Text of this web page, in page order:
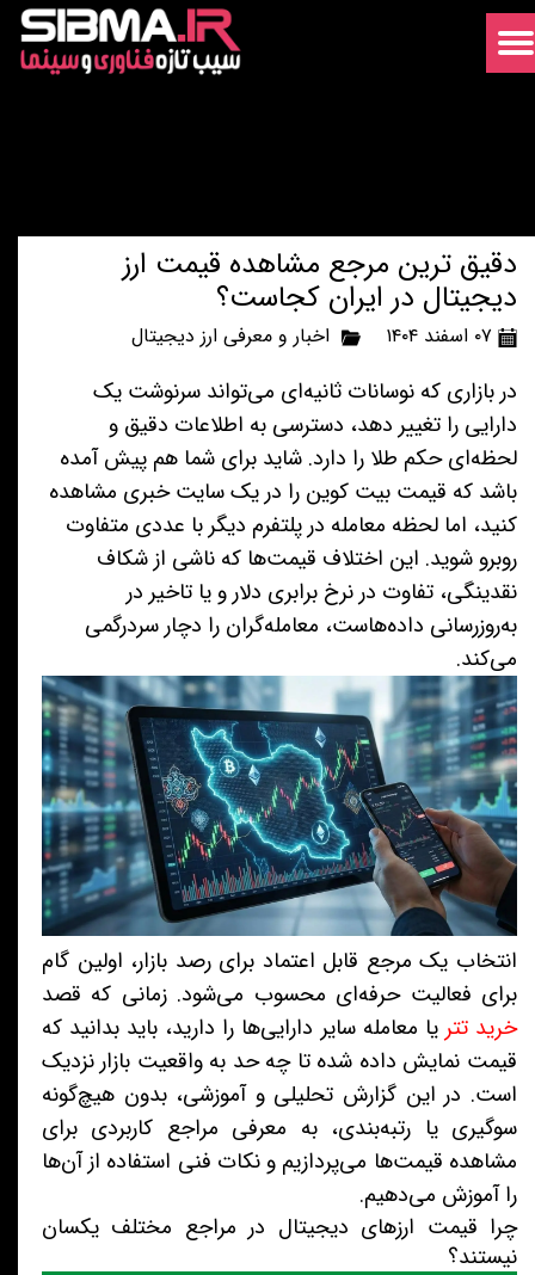
دقیق ترین مرجع مشاهده قیمت ارز
دیجیتال در ایران کجاست؟
۰۷ اسفند ۱۴۰۴ اخبار و معرفی ارز دیجیتال
در بازاری که نوسانات ثانیه‌ای می‌تواند سرنوشت یک
دارایی را تغییر دهد، دسترسی به اطلاعات دقیق و
لحظه‌ای حکم طلا را دارد. شاید برای شما هم پیش آمده
باشد که قیمت بیت کوین را در یک سایت خبری مشاهده
کنید، اما لحظه معامله در پلتفرم دیگر با عددی متفاوت
روبرو شوید. این اختلاف قیمت‌ها که ناشی از شکاف
نقدینگی، تفاوت در نرخ برابری دلار و یا تاخیر در
به‌روزرسانی داده‌هاست، معامله‌گران را دچار سردرگمی
می‌کند.
انتخاب یک مرجع قابل اعتماد برای رصد بازار، اولین گام
برای فعالیت حرفه‌ای محسوب می‌شود. زمانی که قصد
خرید تتر یا معامله سایر دارایی‌ها را دارید، باید بدانید که
قیمت نمایش داده شده تا چه حد به واقعیت بازار نزدیک
است. در این گزارش تحلیلی و آموزشی، بدون هیچ‌گونه
سوگیری یا رتبه‌بندی، به معرفی مراجع کاربردی برای
مشاهده قیمت‌ها می‌پردازیم و نکات فنی استفاده از آن‌ها
را آموزش می‌دهیم.
چرا قیمت‌ ارزهای دیجیتال در مراجع مختلف یکسان
نیستند؟